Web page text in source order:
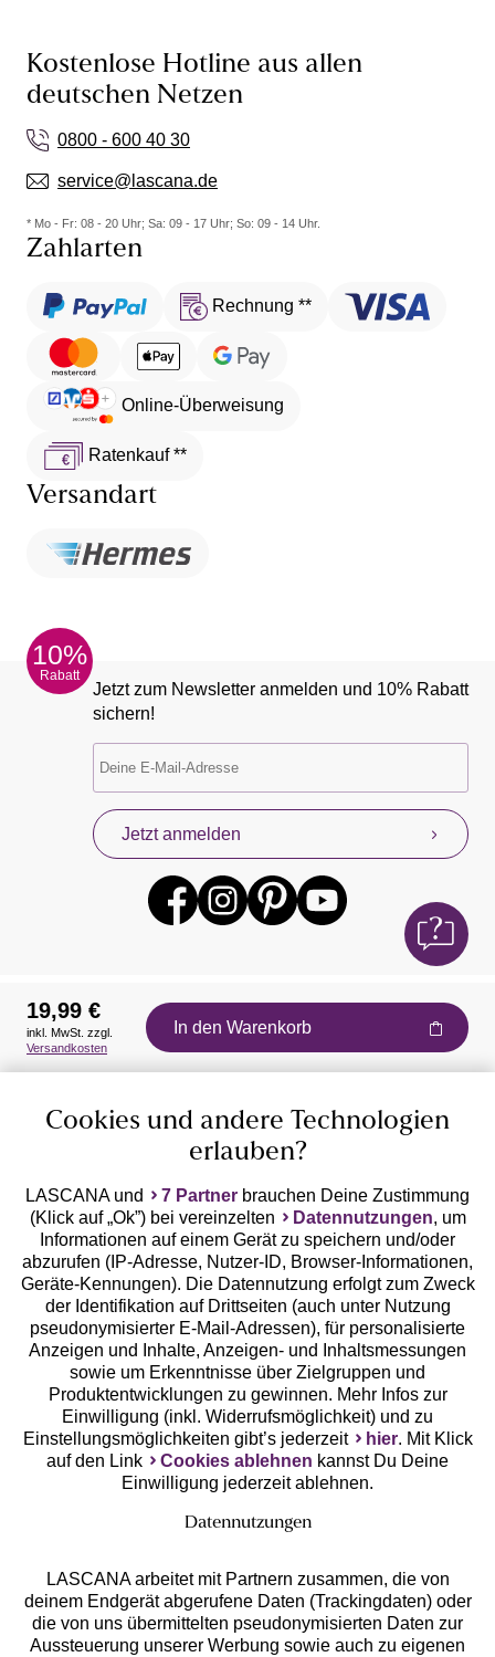
Kostenlose Hotline aus allen
deutschen Netzen
0800 - 600 40 30
service@lascana.de
* Mo - Fr: 08 - 20 Uhr; Sa: 09 - 17 Uhr; So: 09 - 14 Uhr.
Zahlarten
Rechnung **
Online-Überweisung
Ratenkauf **
Versandart
10%
Rabatt
Jetzt zum Newsletter anmelden und 10% Rabatt
sichern!
Jetzt anmelden
Auszeichnungen
Geprüfte Sicherheit
Unsere Apps
Services
19,99 €
inkl. MwSt. zzgl.
Versandkosten
In den Warenkorb
Cookies und andere Technologien
erlauben?
LASCANA und 7 Partner brauchen Deine Zustimmung
(Klick auf „Ok”) bei vereinzelten
Datennutzungen, um
Informationen auf einem Gerät zu speichern und/oder
abzurufen (IP-Adresse, Nutzer-ID, Browser-Informationen,
Geräte-Kennungen). Die Datennutzung erfolgt zum Zweck
der Identifikation auf Drittseiten (auch unter Nutzung
pseudonymisierter E-Mail-Adressen), für personalisierte
Anzeigen und Inhalte, Anzeigen- und Inhaltsmessungen
sowie um Erkenntnisse über Zielgruppen und
Produktentwicklungen zu gewinnen. Mehr Infos zur
Einwilligung (inkl. Widerrufsmöglichkeit) und zu
Einstellungsmöglichkeiten gibt’s jederzeit
hier. Mit Klick
auf den Link
Cookies ablehnen kannst Du Deine
Einwilligung jederzeit ablehnen.
Datennutzungen
LASCANA arbeitet mit Partnern zusammen, die von
deinem Endgerät abgerufene Daten (Trackingdaten) oder
die von uns übermittelten pseudonymisierten Daten zur
Aussteuerung unserer Werbung sowie auch zu eigenen